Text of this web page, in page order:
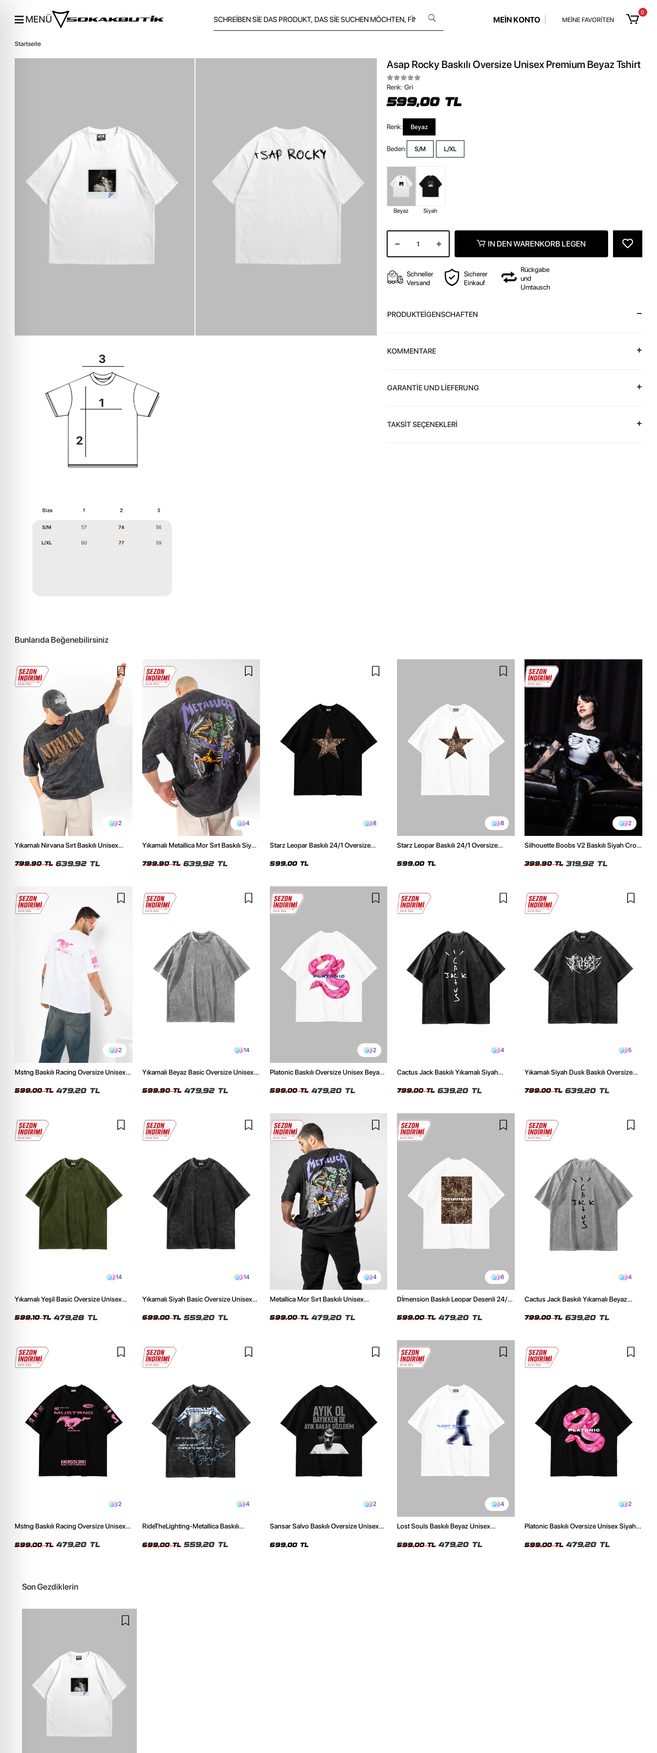
MENÜ MEİN KONTO MEİNE FAVORİTEN
0
Startseite
Asap Rocky Baskılı Oversize Unisex Premium Beyaz Tshirt
Renk: Gri
599,00 TL
Renk: Beyaz
Beden: S/M L/XL
Beyaz Siyah
IN DEN WARENKORB LEGEN
Schneller
Versand
Sicherer
Einkauf
Rückgabe
und
Umtausch
PRODUKTEİGENSCHAFTEN
KOMMENTARE
GARANTİE UND LİEFERUNG
TAKSİT SEÇENEKLERİ
Bunlarıda Beğenebilirsiniz
2
Yıkamalı Nirvana Sırt Baskılı Unisex
799,90 TL 639,92 TL
4
Yıkamalı Metallica Mor Sırt Baskılı Siyah
799,90 TL 639,92 TL
8
Starz Leopar Baskılı 24/1 Oversize
599,00 TL
8
Starz Leopar Baskılı 24/1 Oversize
599,00 TL
2
Silhouette Boobs V2 Baskılı Siyah Crop
399,90 TL 319,92 TL
2
Mstng Baskılı Racing Oversize Unisex
599,00 TL 479,20 TL
14
Yıkamalı Beyaz Basic Oversize Unisex
599,90 TL 479,92 TL
2
Platonic Baskılı Oversize Unisex Beyaz
599,00 TL 479,20 TL
4
Cactus Jack Baskılı Yıkamalı Siyah
799,00 TL 639,20 TL
5
Yıkamalı Siyah Dusk Baskılı Oversize
799,00 TL 639,20 TL
14
Yıkamalı Yeşil Basic Oversize Unisex
599,10 TL 479,28 TL
14
Yıkamalı Siyah Basic Oversize Unisex
699,00 TL 559,20 TL
4
Metallica Mor Sırt Baskılı Unisex
599,00 TL 479,20 TL
6
Dİmension Baskılı Leopar Desenli 24/1
599,00 TL 479,20 TL
4
Cactus Jack Baskılı Yıkamalı Beyaz
799,00 TL 639,20 TL
2
Mstng Baskılı Racing Oversize Unisex
599,00 TL 479,20 TL
4
RideTheLighting-Metallica Baskılı
699,00 TL 559,20 TL
2
Sansar Salvo Baskılı Oversize Unisex
699,00 TL
4
Lost Souls Baskılı Beyaz Unisex
599,00 TL 479,20 TL
2
Platonic Baskılı Oversize Unisex Siyah
599,00 TL 479,20 TL
Son Gezdiklerin